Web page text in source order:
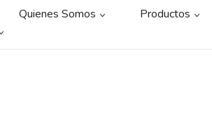
Quienes Somos Productos